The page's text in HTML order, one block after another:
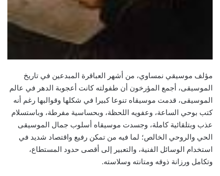
مؤلف موسيقي نمساوي، من أشهر العباقرة المبدعين في تاريخ
الموسيقى، أجمع المؤرخون أن طفولته كانت أعجوبة الدهر في عالم
الموسيقى، قدمت موسيقاه تنوعا كبيرا في شكلها وقوالبها رغم أنه
كتب بوحي الساعة، وعفويه اللحظة، وبحساسية مفرطة، وباستسلام
عذب وبتلقائية كاملة، وجسدت موسيقاه أسلوب جمال الموسيقى
الحي والروحي الخالص؛ لما فيه من تمكن رفيع واقتصاد شديد في
استخدام الوسائل الفنية، والتعبير إلى أقصى حدود المستطاع،
وتكامل ورزانة ذوقه ومتانته وسلاسته.